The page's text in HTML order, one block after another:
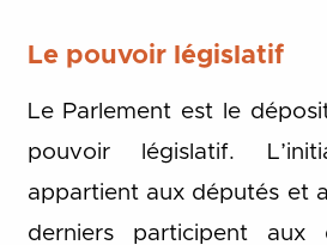
Le pouvoir législatif
Le Parlement est le
pouvoir législatif.
appartient aux députés et
derniers participent aux